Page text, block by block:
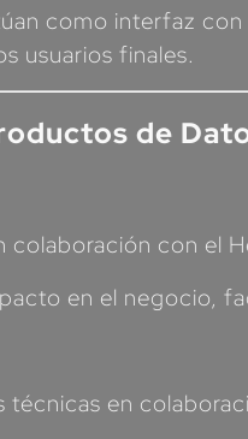
como interfaz
usuarios finales.
de
con el
en el negocio,
en